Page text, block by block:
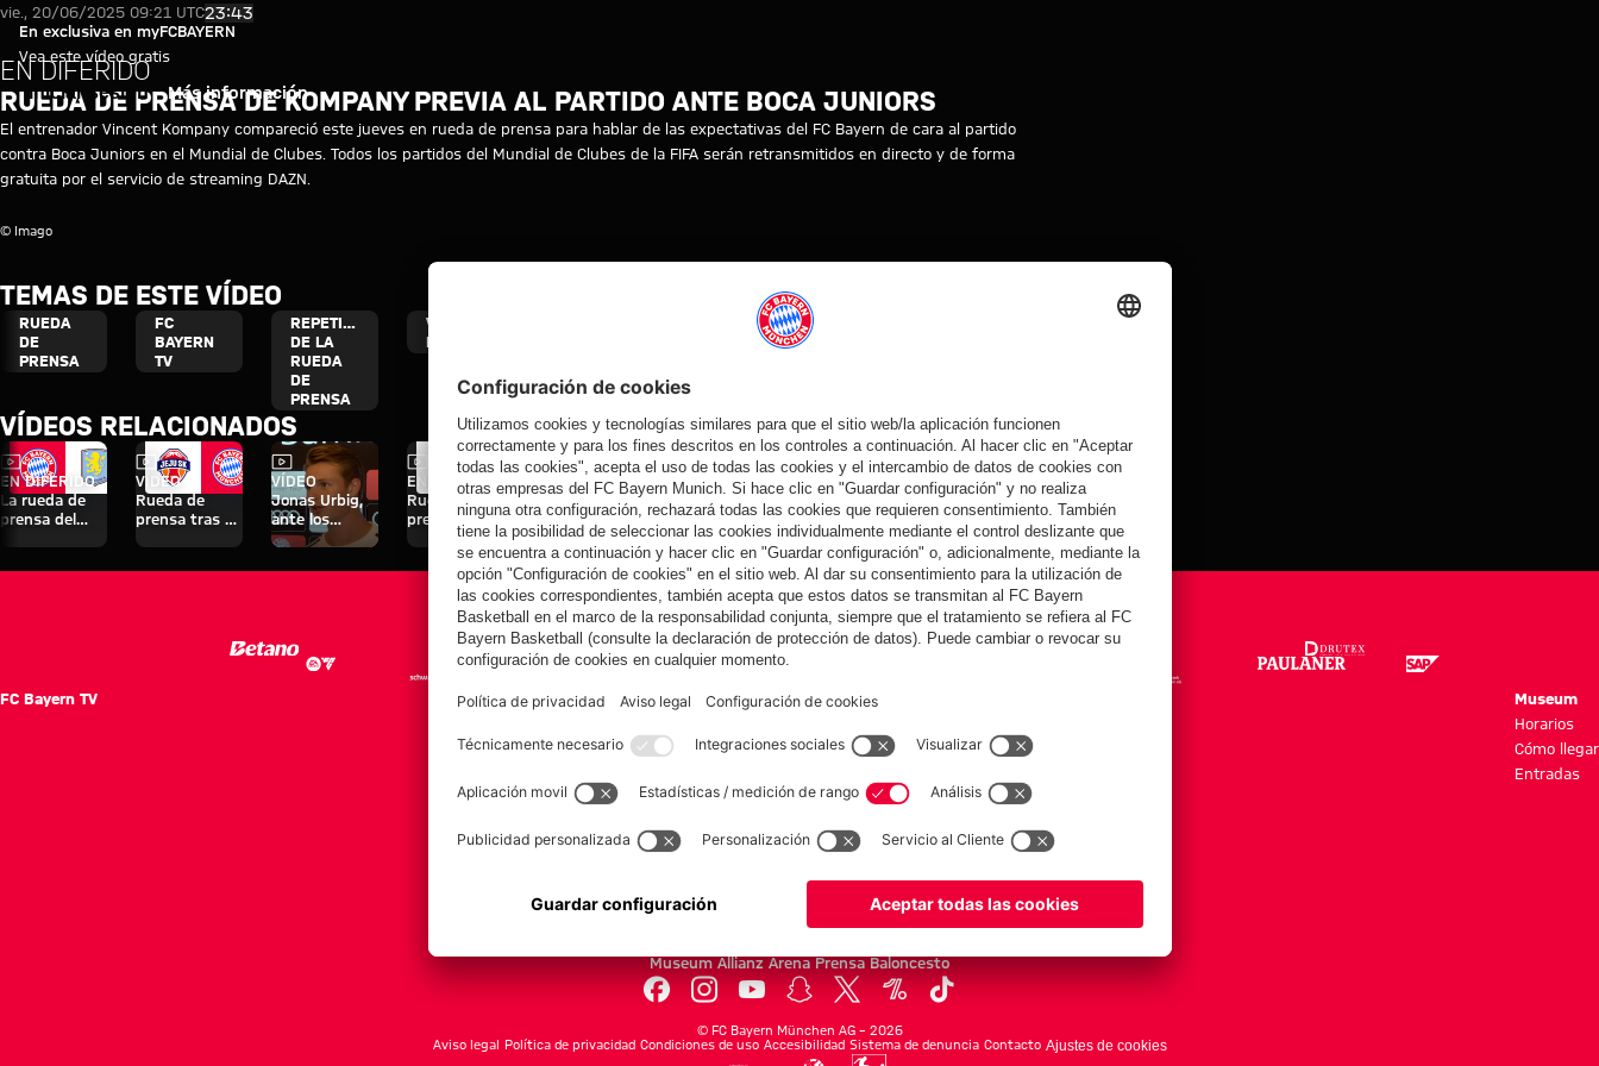
Vídeo: Rueda de prensa previa al FC Bayern - Boca Juniors
Reproducir vídeo
En exclusiva en myFCBAYERN
Vea este vídeo gratis
Iniciar sesión Más información
vie., 20/06/2025 09:21 UTC23:43
EN DIFERIDO
RUEDA DE PRENSA DE KOMPANY PREVIA AL PARTIDO ANTE BOCA JUNIORS
El entrenador Vincent Kompany compareció este jueves en rueda de prensa para hablar de las expectativas del FC Bayern de cara al partido
contra Boca Juniors en el Mundial de Clubes. Todos los partidos del Mundial de Clubes de la FIFA serán retransmitidos en directo y de forma
gratuita por el servicio de streaming DAZN.
© Imago
TEMAS DE ESTE VÍDEO
RUEDA
DE
PRENSA
FC
BAYERN
TV
REPETICIÓN
DE LA
RUEDA
DE
PRENSA
VINCENT
CLUBES
2025
MUNDIAL
VÍDEOS RELACIONADOS
Vídeo
EN DIFERIDO
La rueda de
prensa del
el Aston Villa
Vídeo
VÍDEO
Rueda de
prensa tras el
contra el Jeju
Vídeo
VÍDEO
Jonas Urbig,
ante los
medios en
Vídeo
EN DIFERIDO
Rueda de
prensa del
Audi Football
Summit
contra el Jeju
Vídeo
EN DIFERIDO
Presentación
oficial de
Nathaniel
Brown
Vídeo
VÍDEO
Ronda con los
medios en el
Tegernsee con
Manuel Neuer
Vídeo
VÍDEO
Ronda con los
medios en el
Tegernsee con
Arijon
Ibrahimović
Vídeo
VÍDEO
Entrevistas
con los
responsables
del FC Bayern
tras el inicio
del Audi
Summer Tour
Colaborador
FC Bayern TV
FC Bayern.com
Equipo
Afición
Moda
Nuevo
Museum
Horarios
Cómo llegar
Entradas
Museum Allianz Arena Prensa Baloncesto
© FC Bayern München AG – 2026
Aviso legal Política de privacidad Condiciones de uso Accesibilidad Sistema de denuncia Contacto Ajustes de cookies